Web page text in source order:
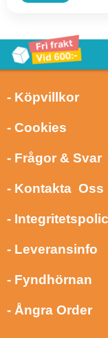
- Köpvillkor
- Cookies
- Frågor & Svar
- Kontakta Oss
-
- Leveransinfo
- Fyndhörnan
- Ångra Order